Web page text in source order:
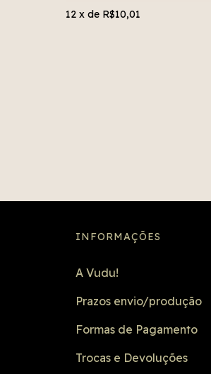
12 x de R$10,01
INFORMAÇÕES
A Vudu!
Prazos envio/produção
Formas de Pagamento
Trocas e Devoluções